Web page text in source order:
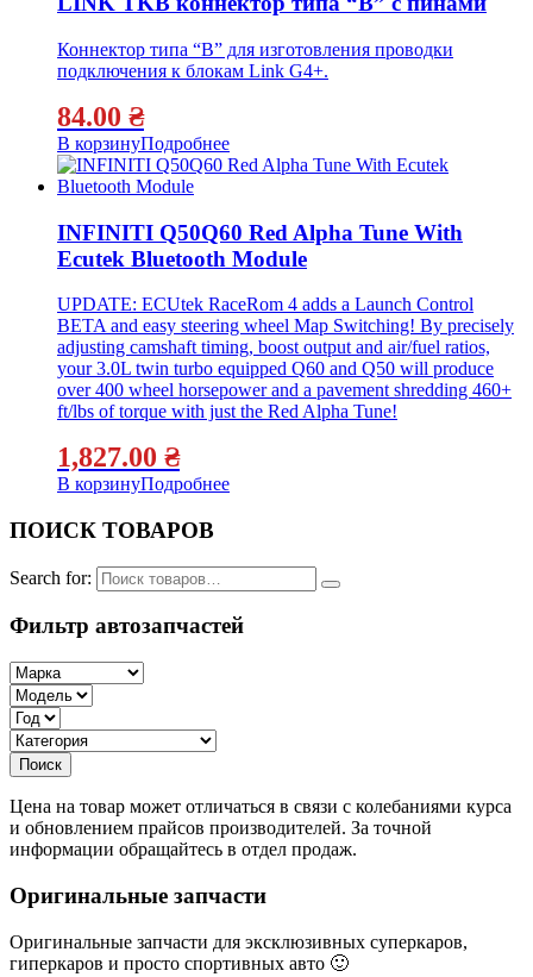
Коннектор типа “B” для изготовления проводки
подключения к блокам Link G4+.
84.00 ₴
В корзинуПодробнее
INFINITI Q50Q60 Red Alpha Tune With
Ecutek Bluetooth Module
UPDATE: ECUtek RaceRom 4 adds a Launch Control
BETA and easy steering wheel Map Switching! By precisely
adjusting camshaft timing, boost output and air/fuel ratios,
your 3.0L twin turbo equipped Q60 and Q50 will produce
over 400 wheel horsepower and a pavement shredding 460+
ft/lbs of torque with just the Red Alpha Tune!
1,827.00 ₴
В корзинуПодробнее
ПОИСК ТОВАРОВ
Search for:
Фильтр автозапчастей
Цена на товар может отличаться в связи с колебаниями курса
и обновлением прайсов производителей. За точной
информации обращайтесь в отдел продаж.
Оригинальные запчасти
Оригинальные запчасти для эксклюзивных суперкаров,
гиперкаров и просто спортивных авто 🙂